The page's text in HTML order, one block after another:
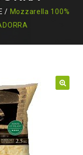
/ Mozzarella 100%